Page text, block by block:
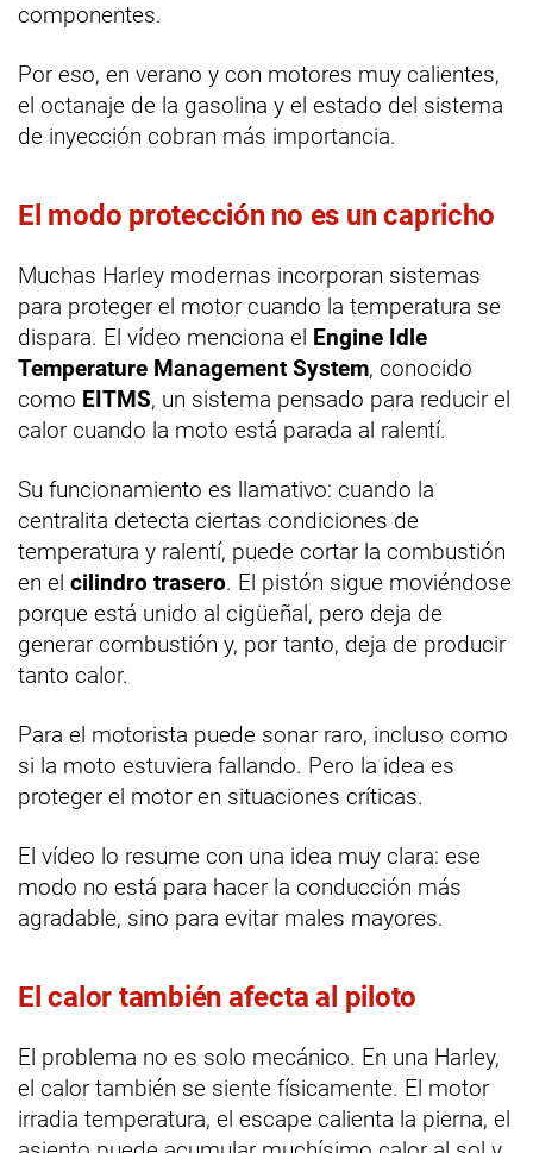
componentes.
Por eso, en verano y con motores muy calientes,
el octanaje de la gasolina y el estado del sistema
de inyección cobran más importancia.
El modo protección no es un capricho
Muchas Harley modernas incorporan sistemas
para proteger el motor cuando la temperatura se
dispara. El vídeo menciona el Engine Idle
Temperature Management System, conocido
como EITMS, un sistema pensado para reducir el
calor cuando la moto está parada al ralentí.
Su funcionamiento es llamativo: cuando la
centralita detecta ciertas condiciones de
temperatura y ralentí, puede cortar la combustión
en el cilindro trasero. El pistón sigue moviéndose
porque está unido al cigüeñal, pero deja de
generar combustión y, por tanto, deja de producir
tanto calor.
Para el motorista puede sonar raro, incluso como
si la moto estuviera fallando. Pero la idea es
proteger el motor en situaciones críticas.
El vídeo lo resume con una idea muy clara: ese
modo no está para hacer la conducción más
agradable, sino para evitar males mayores.
El calor también afecta al piloto
El problema no es solo mecánico. En una Harley,
el calor también se siente físicamente. El motor
irradia temperatura, el escape calienta la pierna, el